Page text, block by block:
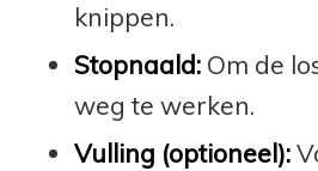
knippen.
Stopnaald:Om de
weg te werken.
Vulling (optioneel):